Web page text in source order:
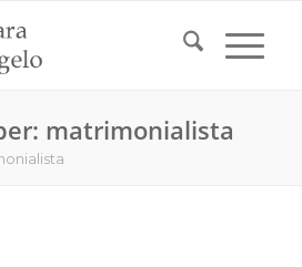
matrimonialista